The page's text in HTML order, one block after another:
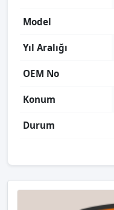
Model
Yıl Aralığı
OEM No
Konum
Durum